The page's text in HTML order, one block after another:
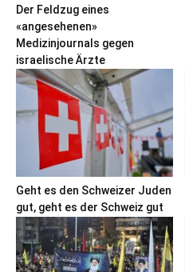
Der Feldzug eines
«angesehenen»
Medizinjournals gegen
israelische Ärzte
Geht es den Schweizer Juden
gut, geht es der Schweiz gut